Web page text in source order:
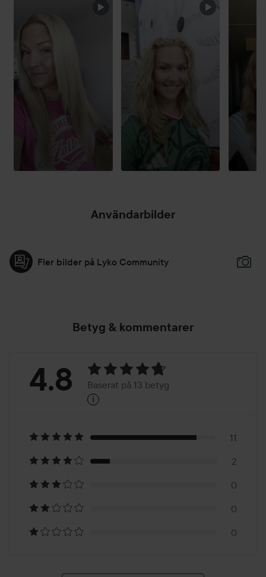
HOPPA ÖVER SEKTIONEN
Användarbilder
Fler bilder på Lyko Community
Betyg & kommentarer
Betyg:
Baserat
på
13
betyg
4.8 Baserat på 13 betyg
i
11
2
0
0
0